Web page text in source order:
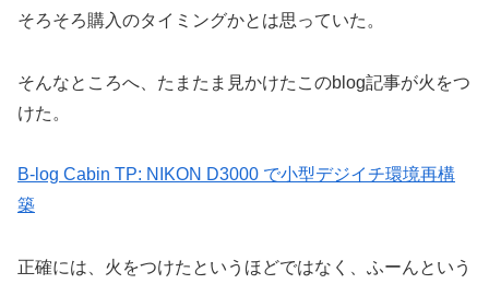
そろそろ購入のタイミングかとは思っていた。
そんなところへ、たまたま見かけたこのblog記事が火をつ
けた。
B-log Cabin TP: NIKON D3000 で小型デジイチ環境再構
築
正確には、火をつけたというほどではなく、ふーんという